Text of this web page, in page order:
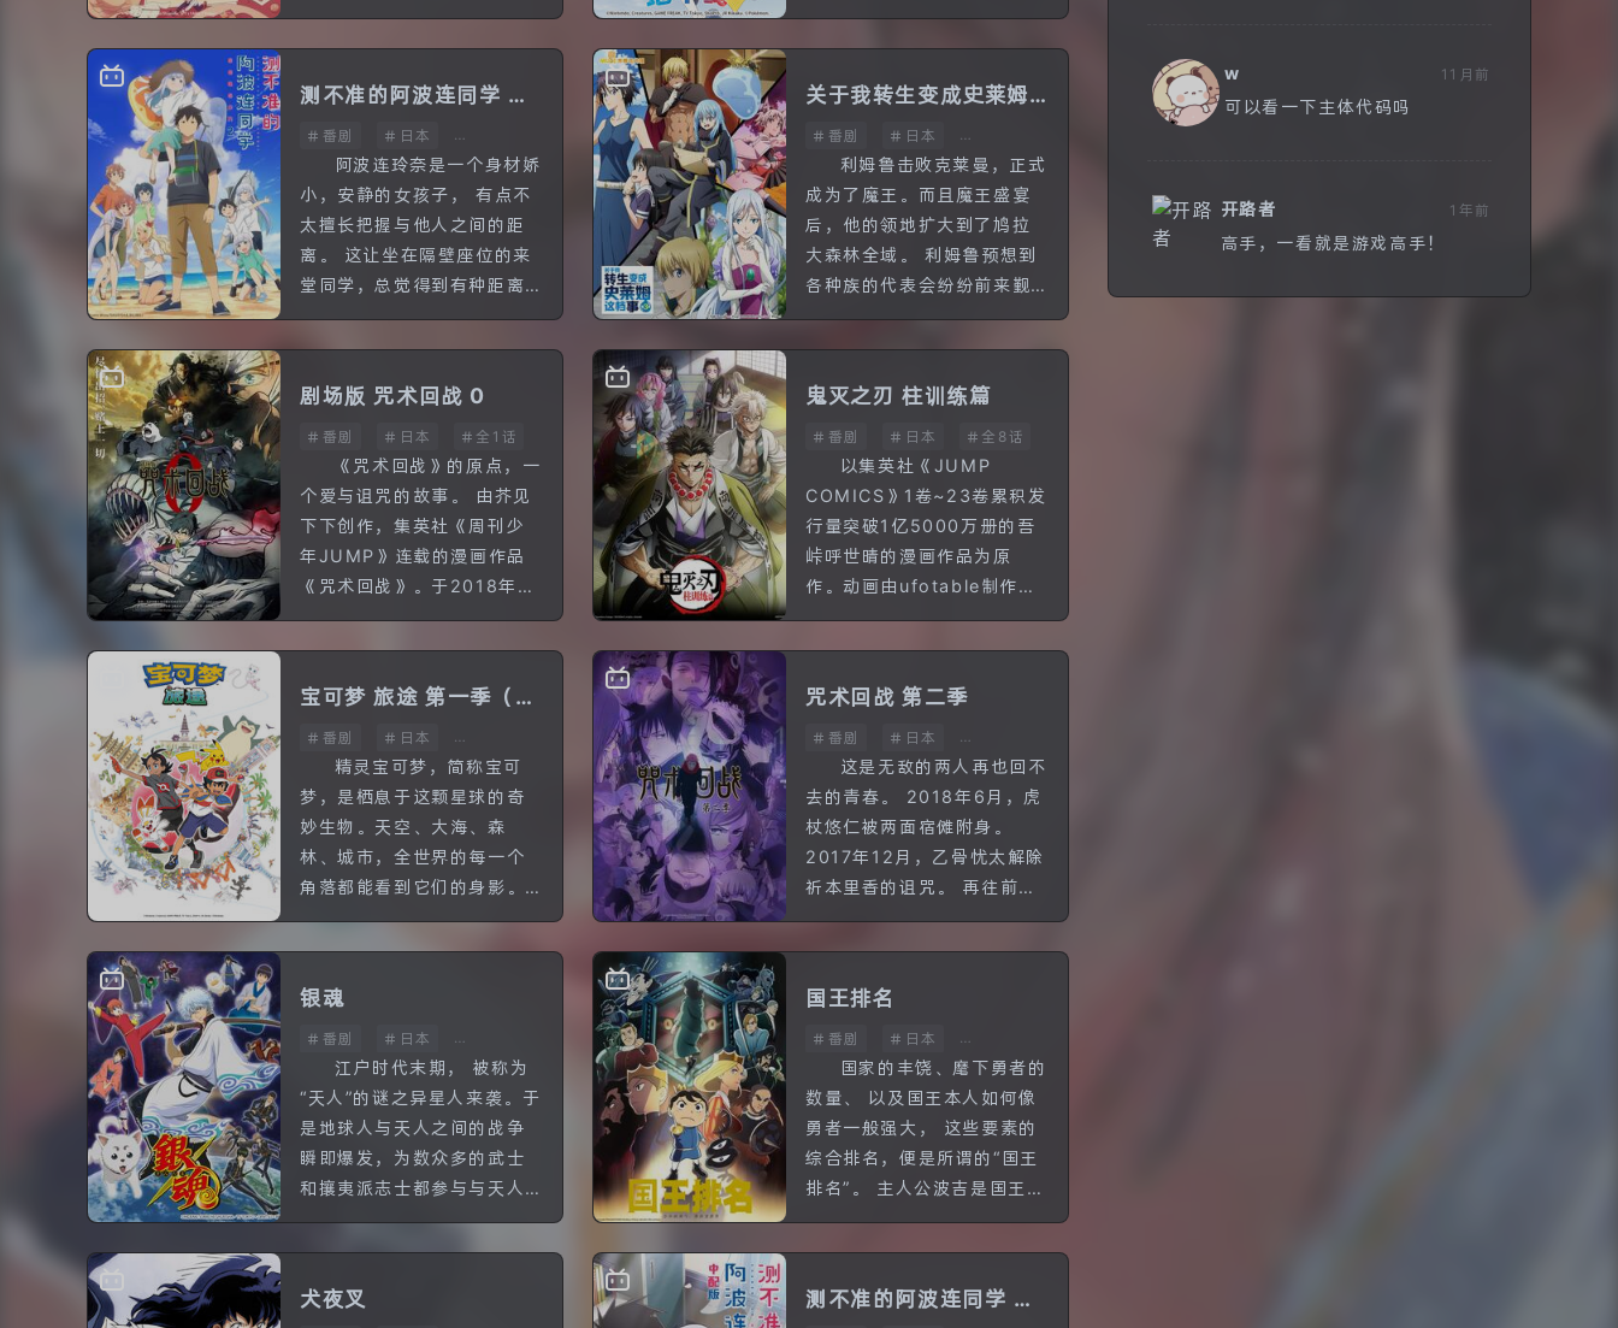
余生
好好生活，保持快乐
（Westalis）的冷战状态已
经持续数十年。 <黄昏>是维
关都的少年——罗伊。 等待
他们的邂逅将会是什么？他
个通过...
测不准的阿波连同学 第
二季
番剧
日本
全12话
阿波连玲奈是一个身材娇
小，安静的女孩子， 有点不
太擅长把握与他人之间的距
离。 这让坐在隔壁座位的来
堂同学，总觉得到有种距离
感。 有一天，来堂同学捡起
了阿波连同学掉在地上的橡
距...
关于我转生变成史莱姆
这档事 第三季
番剧
日本
全24话
利姆鲁击败克莱曼，正式
成为了魔王。而且魔王盛宴
后，他的领地扩大到了鸠拉
大森林全域。 利姆鲁预想到
各种族的代表会纷纷前来觐
见，便决定借机举办“开国庆
典”，以魔王身份正式亮相，
居民...
剧场版 咒术回战 0
番剧 日本 全1话
《咒术回战》的原点，一
个爱与诅咒的故事。 由芥见
下下创作，集英社《周刊少
年JUMP》连载的漫画作品
《咒术回战》。于2018年3
月开始连载，讲述咒术师以
咒术祓除人们负面感情中诞
行...
鬼灭之刃 柱训练篇
番剧 日本 全8话
以集英社《JUMP
COMICS》1卷~23卷累积发
行量突破1亿5000万册的吾
峠呼世晴的漫画作品为原
作。动画由ufotable制作。
本作的开端是，家人被鬼杀
害的少年灶门炭治郎，为了
宝可梦 旅途 第一季（中
配）
番剧
日本
全48话
精灵宝可梦，简称宝可
梦，是栖息于这颗星球的奇
妙生物。天空、大海、森
林、城市，全世界的每一个
角落都能看到它们的身影。
故事的主角是两位少年，目
标在宝可梦对战中成为最强
可梦的小豪。小...
咒术回战 第二季
番剧
日本
全23话
这是无敌的两人再也回不
去的青春。 2018年6月，虎
杖悠仁被两面宿傩附身。
2017年12月，乙骨忧太解除
祈本里香的诅咒。 再往前追
溯到2006年春——五条悟和
夏油杰还在高专时期。 成为
银魂
番剧
日本
全200话
江户时代末期， 被称为
“天人”的谜之异星人来袭。于
是地球人与天人之间的战争
瞬即爆发，为数众多的武士
和攘夷派志士都参与与天人
的战斗，幕府见识到天人强
大的实力后，最终向天人低
天人签...
国王排名
番剧
日本
全23话
国家的丰饶、麾下勇者的
数量、 以及国王本人如何像
勇者一般强大， 这些要素的
综合排名，便是所谓的“国王
排名”。 主人公波吉是国王排
名第七名的伯斯王治下王国
的第一王子。 但是波吉却生
犬夜叉 测不准的阿波连同学 中
w 11月前
可以看一下主体代码吗
开路者 1年前
高手，一看就是游戏高手！